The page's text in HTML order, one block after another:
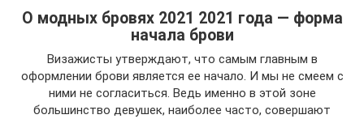
О модных бровях 2021 2021 года — форма
начала брови
Визажисты утверждают, что самым главным в
оформлении брови является ее начало. И мы не смеем с
ними не согласиться. Ведь именно в этой зоне
большинство девушек, наиболее часто, совершают